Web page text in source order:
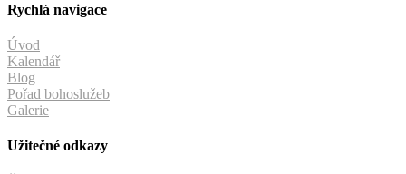
Rychlá navigace
Úvod
Kalendář
Blog
Pořad bohoslužeb
Galerie
Užitečné odkazy